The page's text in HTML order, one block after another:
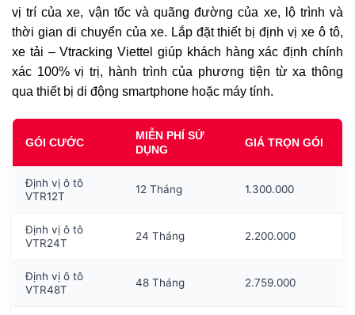
vị trí của xe, vận tốc và quãng đường của xe, lộ trình và
thời gian di chuyển của xe. Lắp đặt thiết bị định vị xe ô tô,
xe tải – Vtracking Viettel giúp khách hàng xác định chính
xác 100% vị trị, hành trình của phương tiện từ xa thông
qua thiết bị di động smartphone hoặc máy tính.
GÓI CƯỚC
MIỄN PHÍ SỬ
DỤNG
GIÁ TRỌN GÓI
Định vị ô tô
VTR12T
12 Tháng 1.300.000
Định vị ô tô
VTR24T
24 Tháng 2.200.000
Định vị ô tô
VTR48T
48 Tháng 2.759.000